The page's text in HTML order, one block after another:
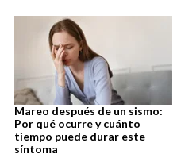
Mareo después de un sismo:
Por qué ocurre y cuánto
tiempo puede durar este
síntoma